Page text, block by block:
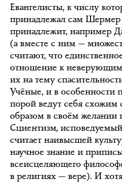
Евангелисты, к числу
принадлежал сам
принадлежит, например
(а вместе с ним —
считают, что
отношение к
их на тему
Учёные, и в особенности
порой ведут себя схожим
образом в своём желании
Сциентизм,
считает наивысшей
научное знание и
всеисцеляющего
в религиях — вере). И